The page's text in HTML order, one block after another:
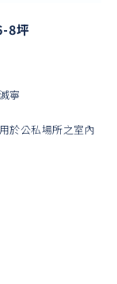
8坪
寧
於公私場所之室內